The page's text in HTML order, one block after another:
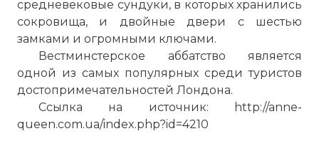
средневековые сундуки, в которых хранились
сокровища, и двойные двери с шестью
замками и огромными ключами.
Вестминстерское аббатство является
одной из самых популярных среди туристов
достопримечательностей Лондона.
Ссылка на источник: http://anne-
queen.com.ua/index.php?id=4210